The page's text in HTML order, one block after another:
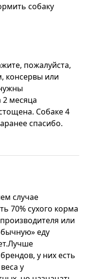
собаку
пожалуйста,
консервы или
месяца
Собаке 4
спасибо.
случае
70% сухого корма
или
еду
у них есть
у